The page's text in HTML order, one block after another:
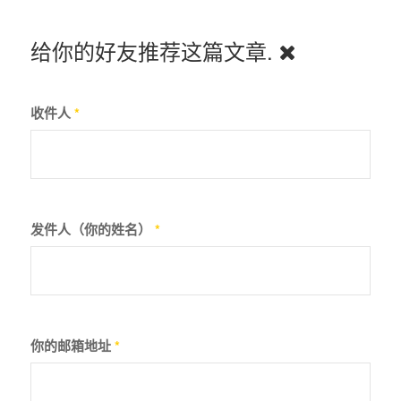
给你的好友推荐这篇文章.
收件人*
发件人（你的姓名） *
你的邮箱地址*